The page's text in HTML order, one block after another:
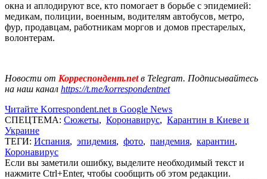
окна и аплодируют все, кто помогает в борьбе с эпидемией:
медикам, полиции, военным, водителям автобусов, метро,
фур, продавцам, работникам моргов и домов престарелых,
волонтерам.
Новости от Корреспондент.netв Telegram. Подписывайтесь
на наш канал https://t.me/korrespondentnet
Читайте Korrespondent.net в Google News
СПЕЦТЕМА: Сюжеты, Коронавирус, Карантин в Киеве и
Украине
ТЕГИ: Испания, эпидемия, фото, пандемия, карантин,
Коронавирус
Если вы заметили ошибку, выделите необходимый текст и
нажмите Ctrl+Enter, чтобы сообщить об этом редакции.